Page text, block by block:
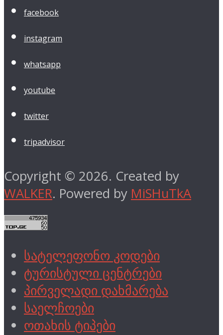
facebook
instagram
whatsapp
youtube
twitter
tripadvisor
Copyright © 2026. Created by
WALKER. Powered by MiSHuTkA
სატელეფონო კოდები
ტურისტული ცენტრები
პირველადი დახმარება
საელჩოები
ოთახის ტიპები